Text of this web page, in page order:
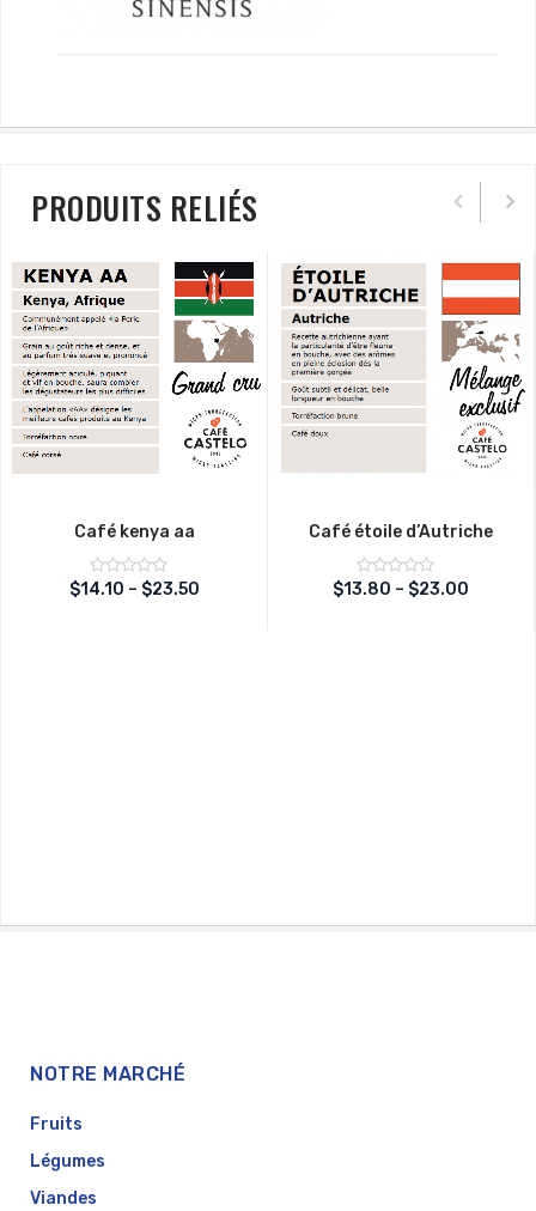
PRODUITS RELIÉS
Café kenya aa
Note
$14.10 – $23.50
Café étoile d’Autriche
Note
$13.80 – $23.00
NOTRE MARCHÉ
Fruits
Légumes
Viandes